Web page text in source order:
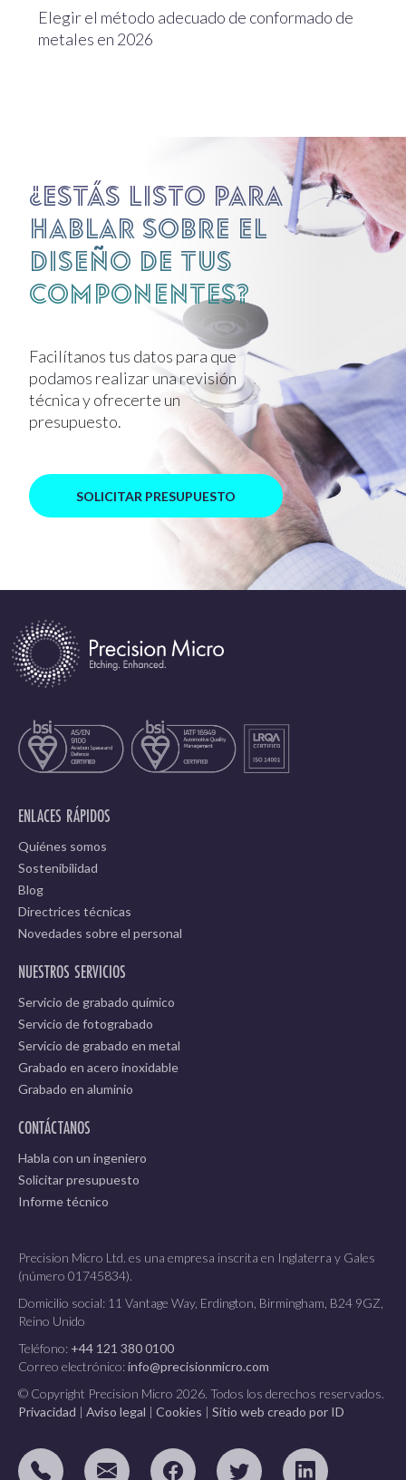
Elegir el método adecuado de conformado de
metales en 2026
¿Estás listo para
hablar sobre el
diseño de tus
componentes?
Facilítanos tus datos para que
podamos realizar una revisión
técnica y ofrecerte un
presupuesto.
SOLICITAR PRESUPUESTO
ENLACES RÁPIDOS
Quiénes somos
Sostenibilidad
Blog
Directrices técnicas
Novedades sobre el personal
NUESTROS SERVICIOS
Servicio de grabado químico
Servicio de fotograbado
Servicio de grabado en metal
Grabado en acero inoxidable
Grabado en aluminio
CONTÁCTANOS
Habla con un ingeniero
Solicitar presupuesto
Informe técnico
Precision Micro Ltd. es una empresa inscrita en Inglaterra y Gales
(número 01745834).
Domicilio social: 11 Vantage Way, Erdington, Birmingham, B24 9GZ,
Reino Unido
Teléfono: +44 121 380 0100
Correo electrónico:info@precisionmicro.com
© Copyright Precision Micro 2026. Todos los derechos reservados.
Privacidad | Aviso legal | Cookies | Sitio web creado por ID